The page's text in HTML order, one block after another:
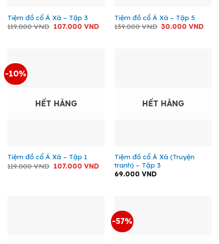
Tiệm đồ cổ Á Xá – Tập 3
119.000VND Giá
107.000 VNDGiá
Tiệm đồ cổ Á Xá – Tập 5
139.000VND Giá
30.000 VNDGiá
-10%
HẾT HÀNG
Tiệm đồ cổ Á Xá – Tập 1
119.000VND Giá
107.000 VNDGiá
HẾT HÀNG
Tiệm đồ cổ Á Xá (Truyện
tranh) – Tập 3
69.000 VND
-57%